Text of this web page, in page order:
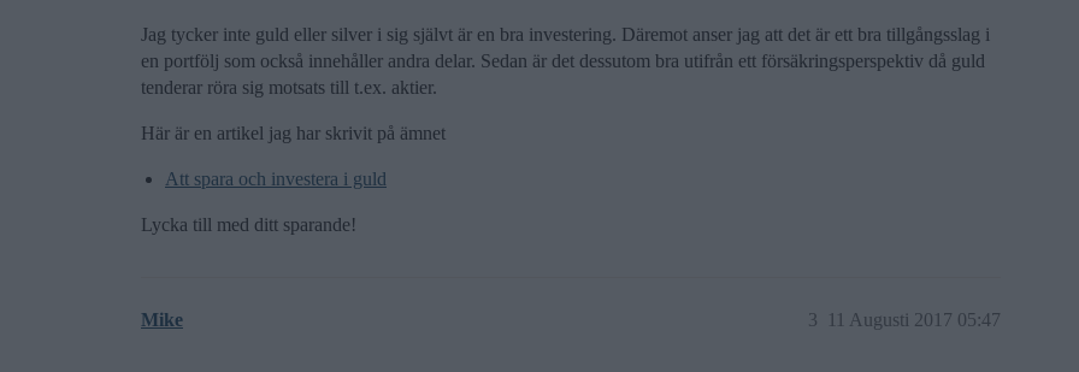
Jag tycker inte guld eller silver i sig självt är en bra investering. Däremot anser jag att det är ett bra tillgångsslag i
en portfölj som också innehåller andra delar. Sedan är det dessutom bra utifrån ett försäkringsperspektiv då guld
tenderar röra sig motsats till t.ex. aktier.
Här är en artikel jag har skrivit på ämnet
Att spara och investera i guld
Lycka till med ditt sparande!
Mike 11 Augusti 2017 05:47
3